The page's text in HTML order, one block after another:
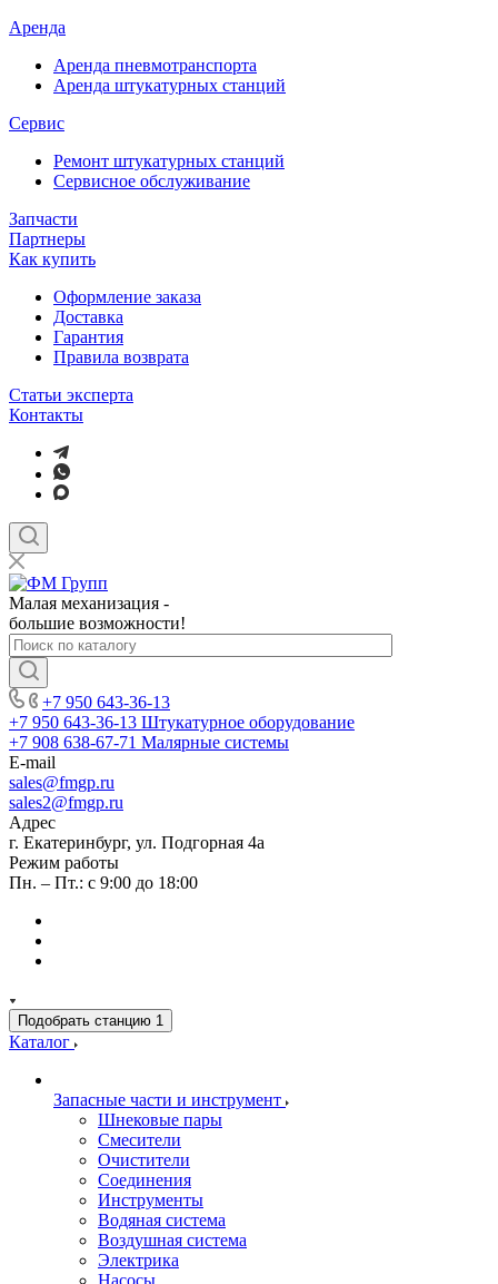
Аренда
Аренда пневмотранспорта
Аренда штукатурных станций
Сервис
Ремонт штукатурных станций
Сервисное обслуживание
Запчасти
Партнеры
Как купить
Оформление заказа
Доставка
Гарантия
Правила возврата
Статьи эксперта
Контакты
Малая механизация -
большие возможности!
+7 950 643-36-13
+7 950 643-36-13 Штукатурное оборудование
+7 908 638-67-71 Малярные системы
E-mail
sales@fmgp.ru
sales2@fmgp.ru
Адрес
г. Екатеринбург, ул. Подгорная 4а
Режим работы
Пн. – Пт.: с 9:00 до 18:00
Подобрать станцию 1
Каталог
Запасные части и инструмент
Шнековые пары
Смесители
Очистители
Соединения
Инструменты
Водяная система
Воздушная система
Электрика
Насосы